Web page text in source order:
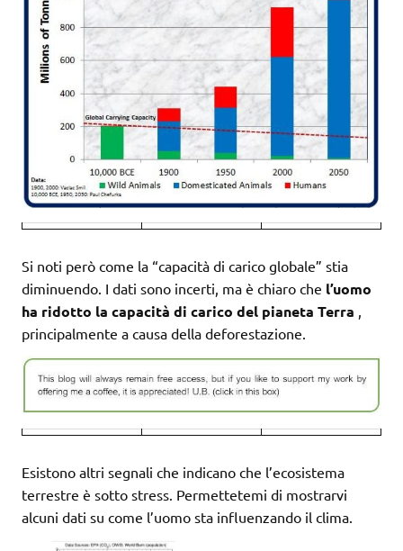
Si noti però come la “capacità di carico globale” stia
diminuendo. I dati sono incerti, ma è chiaro che l’uomo
ha ridotto la capacità di carico del pianeta Terra
principalmente a causa della deforestazione.
Esistono altri segnali che indicano che l’ecosistema
terrestre è sotto stress. Permettetemi di mostrarvi
alcuni dati su come l’uomo sta influenzando il clima.